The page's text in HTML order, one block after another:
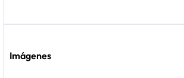
Imágenes